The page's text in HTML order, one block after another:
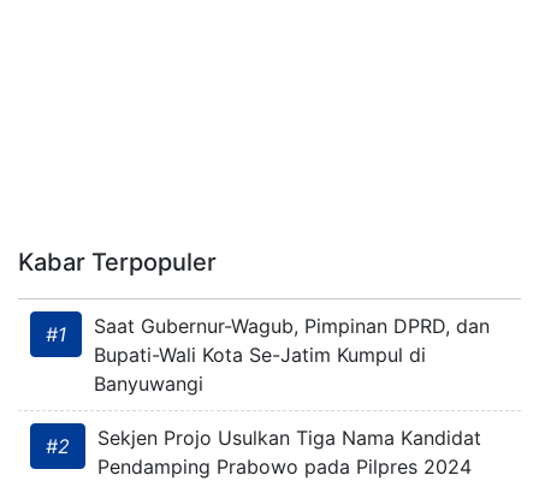
Kabar Terpopuler
#1
Saat Gubernur-Wagub, Pimpinan DPRD, dan
Bupati-Wali Kota Se-Jatim Kumpul di
Banyuwangi
#2
Sekjen Projo Usulkan Tiga Nama Kandidat
Pendamping Prabowo pada Pilpres 2024